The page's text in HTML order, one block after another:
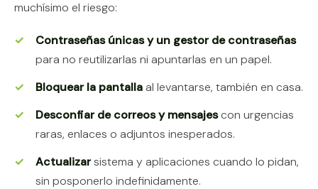
muchísimo el riesgo:
Contraseñas únicas y un gestor de contraseñas
para no reutilizarlas ni apuntarlas en un papel.
Bloquear la pantallaal levantarse, también en casa.
Desconfiar de correos y mensajescon urgencias
raras, enlaces o adjuntos inesperados.
Actualizarsistema y aplicaciones cuando lo pidan,
sin posponerlo indefinidamente.